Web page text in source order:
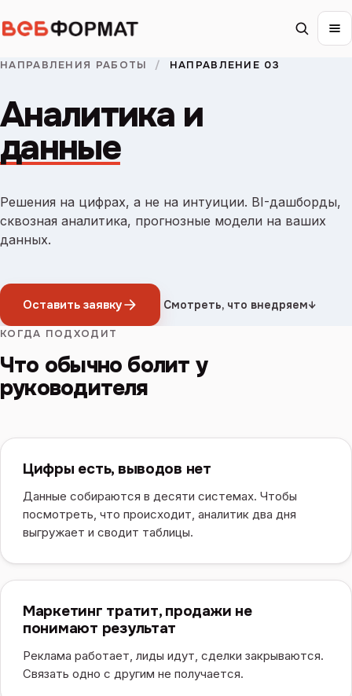
НАПРАВЛЕНИЯ РАБОТЫ / НАПРАВЛЕНИЕ 03
Аналитика и
данные
Решения на цифрах, а не на интуиции. BI-дашборды,
сквозная аналитика, прогнозные модели на ваших
данных.
Оставить заявку Смотреть, что внедряем↓
КОГДА ПОДХОДИТ
Что обычно болит у
руководителя
Цифры есть, выводов нет
Данные собираются в десяти системах. Чтобы
посмотреть, что происходит, аналитик два дня
выгружает и сводит таблицы.
Маркетинг тратит, продажи не
понимают результат
Реклама работает, лиды идут, сделки закрываются.
Связать одно с другим не получается.